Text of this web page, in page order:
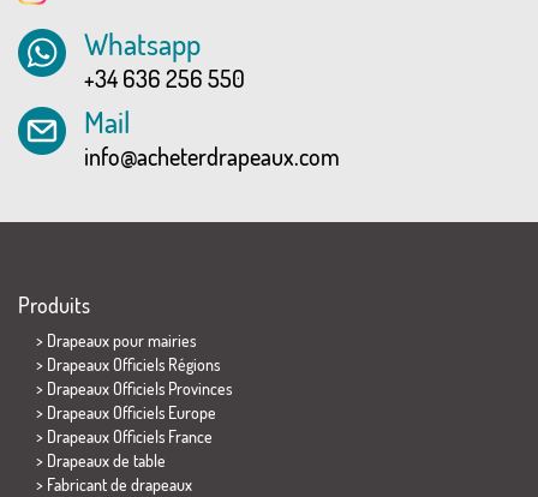
Whatsapp
+34 636 256 550
Mail
info@acheterdrapeaux.com
Produits
> Drapeaux pour mairies
> Drapeaux Officiels Régions
> Drapeaux Officiels Provinces
> Drapeaux Officiels Europe
> Drapeaux Officiels France
> Drapeaux de table
> Fabricant de drapeaux